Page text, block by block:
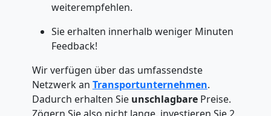
weiterempfehlen.
Sie erhalten innerhalb weniger Minuten
Feedback!
Wir verfügen über das umfassendste
Netzwerk an Transportunternehmen.
Dadurch erhalten Sie unschlagbare Preise.